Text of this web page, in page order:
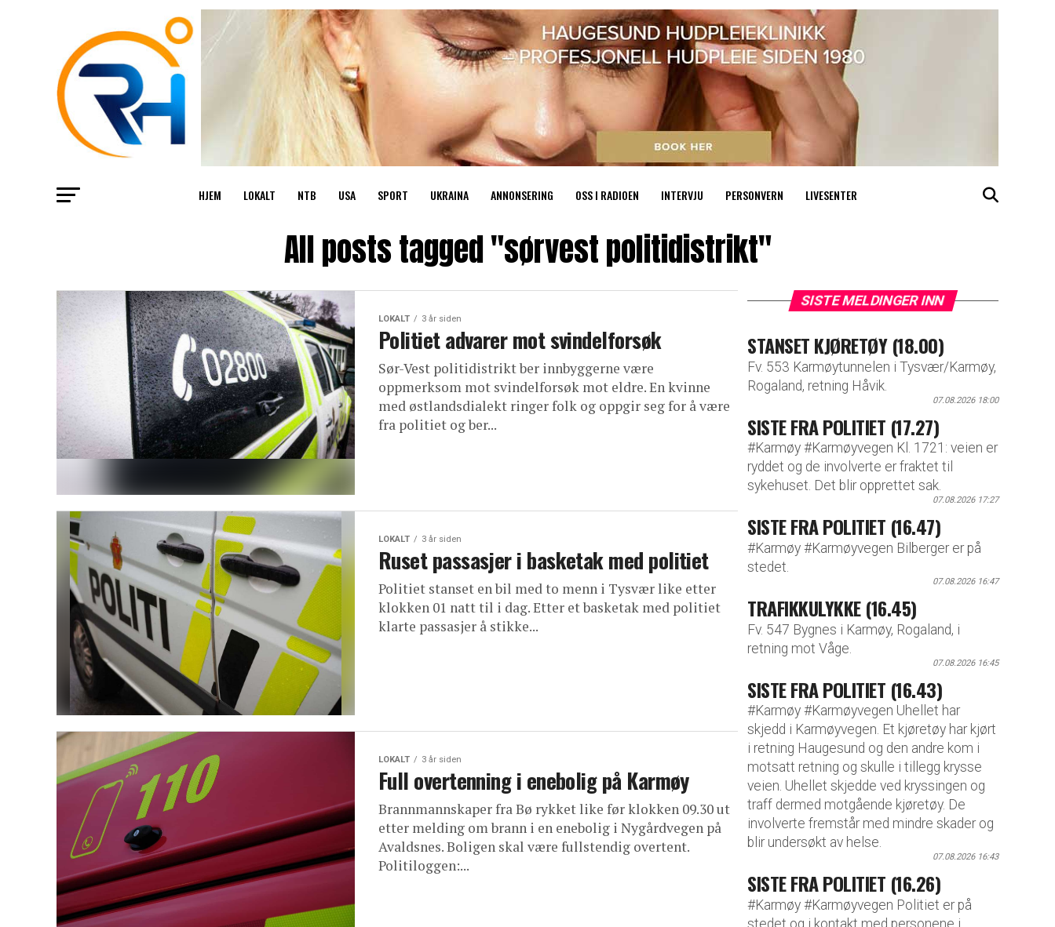
HJEM LOKALT NTB USA SPORT UKRAINA ANNONSERING OSS I RADIOEN INTERVJU PERSONVERN LIVESENTER
All posts tagged "sørvest politidistrikt"
LOKALT 3 år siden
Politiet advarer mot svindelforsøk
Sør-Vest politidistrikt ber innbyggerne være
oppmerksom mot svindelforsøk mot eldre. En kvinne
med østlandsdialekt ringer folk og oppgir seg for å være
fra politiet og ber...
LOKALT 3 år siden
Ruset passasjer i basketak med politiet
Politiet stanset en bil med to menn i Tysvær like etter
klokken 01 natt til i dag. Etter et basketak med politiet
klarte passasjer å stikke...
LOKALT 3 år siden
Full overtenning i enebolig på Karmøy
Brannmannskaper fra Bø rykket like før klokken 09.30 ut
etter melding om brann i en enebolig i Nygårdvegen på
Avaldsnes. Boligen skal være fullstendig overtent.
Politiloggen:...
SISTE MELDINGER INN
STANSET KJØRETØY (18.00)
Fv. 553 Karmøytunnelen i Tysvær/Karmøy,
Rogaland, retning Håvik.
07.08.2026 18:00
SISTE FRA POLITIET (17.27)
#Karmøy #Karmøyvegen Kl. 1721: veien er
ryddet og de involverte er fraktet til
sykehuset. Det blir opprettet sak.
07.08.2026 17:27
SISTE FRA POLITIET (16.47)
#Karmøy #Karmøyvegen Bilberger er på
stedet.
07.08.2026 16:47
TRAFIKKULYKKE (16.45)
Fv. 547 Bygnes i Karmøy, Rogaland, i
retning mot Våge.
07.08.2026 16:45
SISTE FRA POLITIET (16.43)
#Karmøy #Karmøyvegen Uhellet har
skjedd i Karmøyvegen. Et kjøretøy har kjørt
i retning Haugesund og den andre kom i
motsatt retning og skulle i tillegg krysse
veien. Uhellet skjedde ved kryssingen og
traff dermed motgående kjøretøy. De
involverte fremstår med mindre skader og
blir undersøkt av helse.
07.08.2026 16:43
SISTE FRA POLITIET (16.26)
#Karmøy #Karmøyvegen Politiet er på